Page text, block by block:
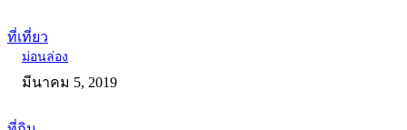
ที่เที่ยว
ม่อนล่อง
มีนาคม 5, 2019